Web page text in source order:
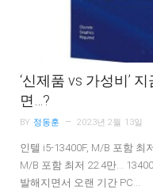
‘신제품 vs 가성비’
면…?
BY 정동훈 2023년 2월 13일
인텔 i5-13400F, M/B 포함 최
M/B 포함 최저 22.4만…
발해지면서 오랜 기간 PC…